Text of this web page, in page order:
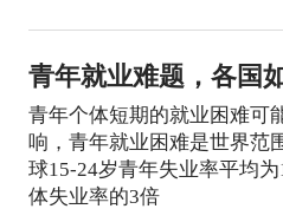
青年就业难题，各国
青年个体短期的就业困难可
响，青年就业困难是世界范
球15-24岁青年失业率平均
体失业率的3倍